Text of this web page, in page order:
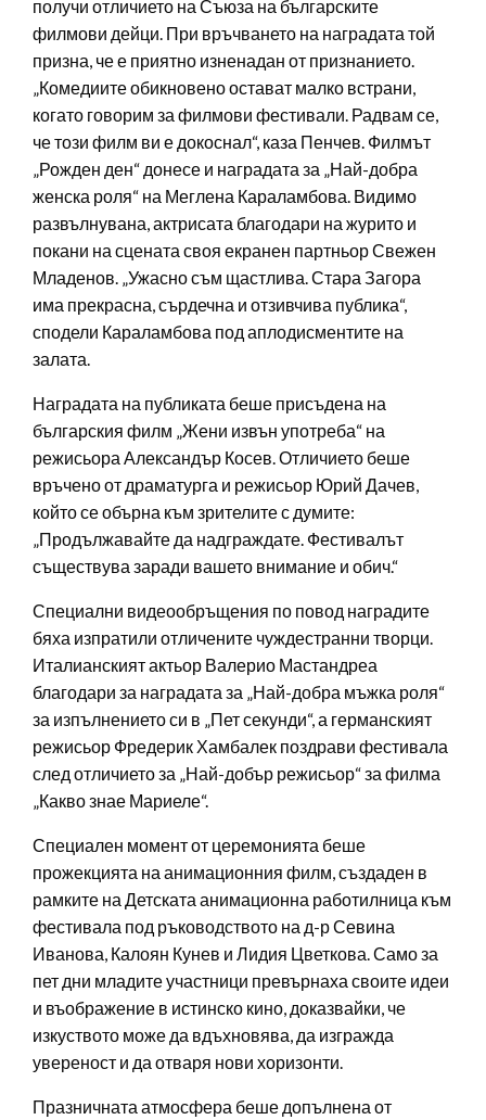
получи отличието на Съюза на българските
филмови дейци. При връчването на наградата той
призна, че е приятно изненадан от признанието.
„Комедиите обикновено остават малко встрани,
когато говорим за филмови фестивали. Радвам се,
че този филм ви е докоснал“, каза Пенчев. Филмът
„Рожден ден“ донесе и наградата за „Най-добра
женска роля“ на Меглена Караламбова. Видимо
развълнувана, актрисата благодари на журито и
покани на сцената своя екранен партньор Свежен
Младенов. „Ужасно съм щастлива. Стара Загора
има прекрасна, сърдечна и отзивчива публика“,
сподели Караламбова под аплодисментите на
залата.
Наградата на публиката беше присъдена на
българския филм „Жени извън употреба“ на
режисьора Александър Косев. Отличието беше
връчено от драматурга и режисьор Юрий Дачев,
който се обърна към зрителите с думите:
„Продължавайте да надграждате. Фестивалът
съществува заради вашето внимание и обич.“
Специални видеообръщения по повод наградите
бяха изпратили отличените чуждестранни творци.
Италианският актьор Валерио Мастандреа
благодари за наградата за „Най-добра мъжка роля“
за изпълнението си в „Пет секунди“, а германският
режисьор Фредерик Хамбалек поздрави фестивала
след отличието за „Най-добър режисьор“ за филма
„Какво знае Мариеле“.
Специален момент от церемонията беше
прожекцията на анимационния филм, създаден в
рамките на Детската анимационна работилница към
фестивала под ръководството на д-р Севина
Иванова, Калоян Кунев и Лидия Цветкова. Само за
пет дни младите участници превърнаха своите идеи
и въображение в истинско кино, доказвайки, че
изкуството може да вдъхновява, да изгражда
увереност и да отваря нови хоризонти.
Празничната атмосфера беше допълнена от